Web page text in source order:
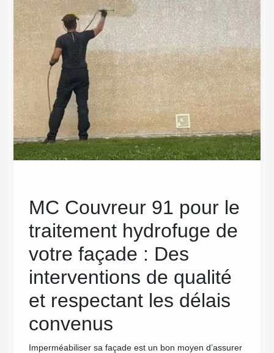
MC Couvreur 91 pour le
traitement hydrofuge de
votre façade : Des
interventions de qualité
et respectant les délais
convenus
Imperméabiliser sa façade est un bon moyen d’assurer